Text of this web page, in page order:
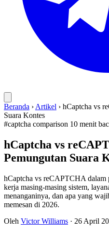
Beranda › Artikel › hCaptcha vs
Suara Kontes
#captcha comparison 10 menit
hCaptcha vs
Pemungutan Suara
hCaptcha vs reCAPTCHA dalam
kerja masing-masing sistem,
menanganinya, dan apa yang
memesan di 2026.
Oleh Victor Williams · 26 April